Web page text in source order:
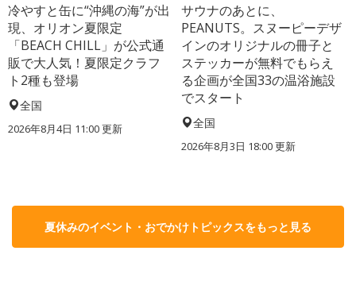
冷やすと缶に“沖縄の海”が出
現、オリオン夏限定
「BEACH CHILL」が公式通
販で大人気！夏限定クラフ
ト2種も登場
全国
2026年8月4日 11:00更新
サウナのあとに、
PEANUTS。スヌーピーデザ
インのオリジナルの冊子と
ステッカーが無料でもらえ
る企画が全国33の温浴施設
でスタート
全国
2026年8月3日 18:00更新
夏休みのイベント・おでかけトピックスをもっと見る